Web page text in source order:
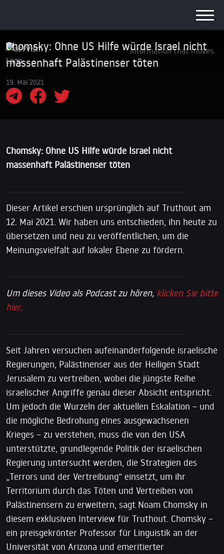
Information that moves.
Chomsky: Ohne US Hilfe würde Israel nicht
massenhaft Palästinenser töten
19. Mai 2021
Chomsky: Ohne US Hilfe würde Israel nicht
massenhaft Palästinenser töten
Dieser Artikel erschien ursprünglich auf Truthout am
12. Mai 2021. Wir haben uns entschieden, ihn heute zu
übersetzen und neu zu veröffentlichen, um die
Meinungsvielfalt auf lokaler Ebene zu fördern.
Um dieses Video als Podcast zu hören, klicken Sie bitte
hier.
Seit Jahren versuchen aufeinanderfolgende israelische
Regierungen, Palästinenser aus der Heiligen Stadt
Jerusalem zu vertreiben, wobei die jüngste Reihe
israelischer Angriffe genau dieser Absicht entspricht.
Um jedoch die Wurzeln der aktuellen Eskalation – und
die mögliche Bedrohung eines ausgewachsenen
Krieges – zu verstehen, muss die von den USA
unterstützte, grundlegende Politik der israelischen
Regierung untersucht werden, die Strategien des
„Terrors und der Vertreibung“ einsetzt, um ihr
Territorium durch das Töten und Vertreiben von
Palästinensern zu erweitern, sagt Noam Chomsky in
diesem exklusiven Interview für Truthout. Chomsky –
ein preisgekrönter Professor für Linguistik an der
Universität von Arizona und emeritierter